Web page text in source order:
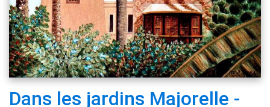
Dans les jardins Majorelle -